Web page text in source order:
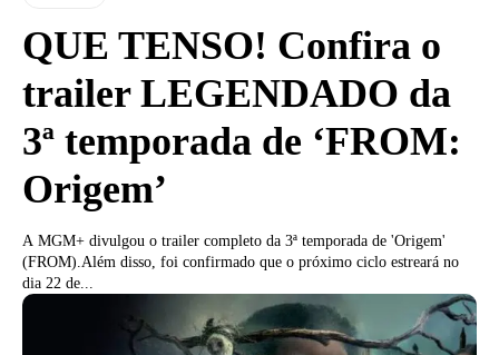
QUE TENSO! Confira o
trailer LEGENDADO da
3ª temporada de ‘FROM:
Origem’
A MGM+ divulgou o trailer completo da 3ª temporada de 'Origem'
(FROM).Além disso, foi confirmado que o próximo ciclo estreará no
dia 22 de...